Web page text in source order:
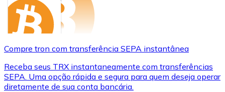
Compre tron com transferência SEPA instantânea
Receba seus TRX instantaneamente com transferências
SEPA. Uma opção rápida e segura para quem deseja operar
diretamente de sua conta bancária.